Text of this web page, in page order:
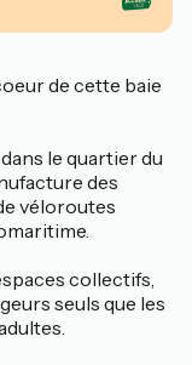
de cette baie
le quartier du
des
véloroutes
collectifs,
seuls que les